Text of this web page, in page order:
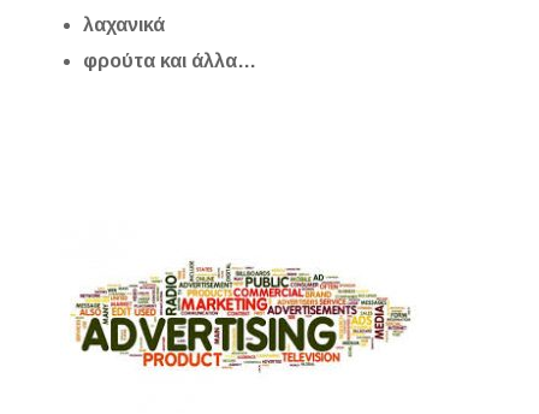
λαχανικά
φρούτα και άλλα…